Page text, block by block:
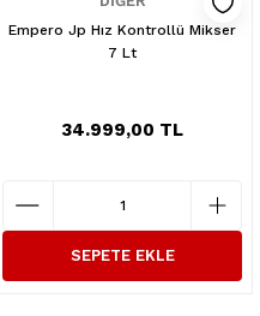
Empero Jp Hız Kontrollü Mikser
7 Lt
34.999,00 TL
SEPETE EKLE